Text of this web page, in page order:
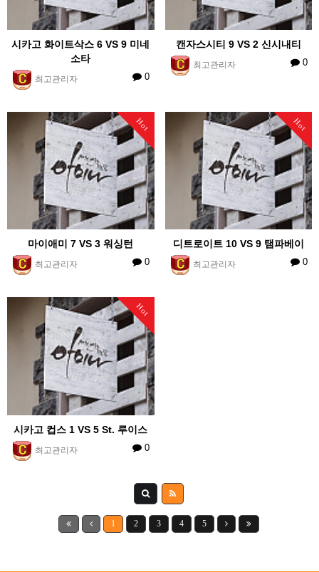
시카고 화이트삭스 6 VS 9 미네
소타
최고관리자 0
캔자스시티 9 VS 2 신시내티
최고관리자 0
Hot
마이애미 7 VS 3 워싱턴
최고관리자 0
Hot
디트로이트 10 VS 9 탬파베이
최고관리자 0
Hot
시카고 컵스 1 VS 5 St. 루이스
최고관리자 0
1 2 3 4 5